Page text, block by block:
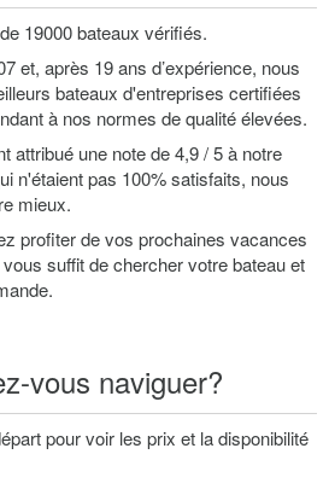
19000 bateaux vérifiés.
et, après 19 ans d’expérience, nous
bateaux d'entreprises certifiées
à nos normes de qualité élevées.
attribué une note de 4,9 / 5 à notre
n'étaient pas 100% satisfaits, nous
mieux.
profiter de vos prochaines vacances
suffit de chercher votre bateau et
vous naviguer?
pour voir les prix et la disponibilité